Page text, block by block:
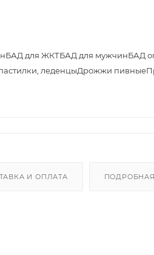
БАД для ЖКТБАД для мужчинБАД
леденцыДрожжи пивные
И ОПЛАТА